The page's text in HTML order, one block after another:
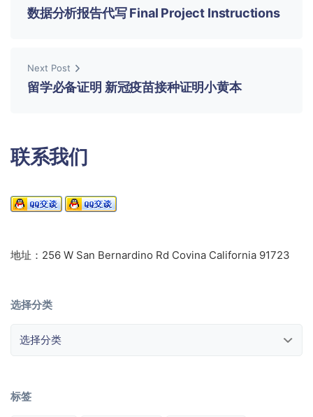
数据分析报告代写 Final Project Instructions
Next Post
留学必备证明 新冠疫苗接种证明小黄本
联系我们
地址：256 W San Bernardino Rd Covina California 91723
选择分类
标签